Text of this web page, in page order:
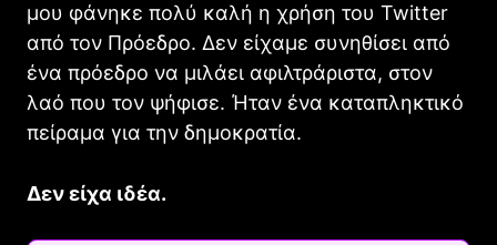
μου φάνηκε πολύ καλή η χρήση του Twitter
από τον Πρόεδρο. Δεν είχαμε συνηθίσει από
ένα πρόεδρο να μιλάει αφιλτράριστα, στον
λαό που τον ψήφισε. Ήταν ένα καταπληκτικό
πείραμα για την δημοκρατία.
Δεν είχα ιδέα.